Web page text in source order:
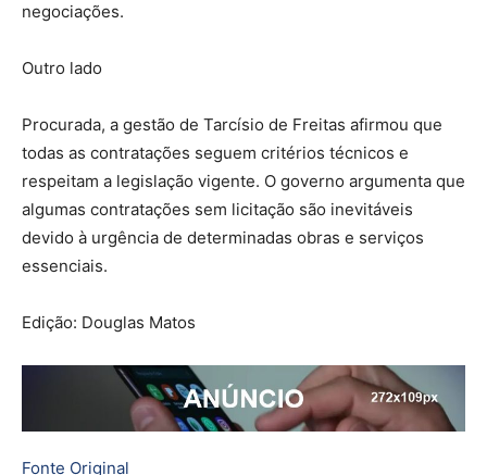
negociações.
Outro lado
Procurada, a gestão de Tarcísio de Freitas afirmou que
todas as contratações seguem critérios técnicos e
respeitam a legislação vigente. O governo argumenta que
algumas contratações sem licitação são inevitáveis
devido à urgência de determinadas obras e serviços
essenciais.
Edição: Douglas Matos
Fonte Original